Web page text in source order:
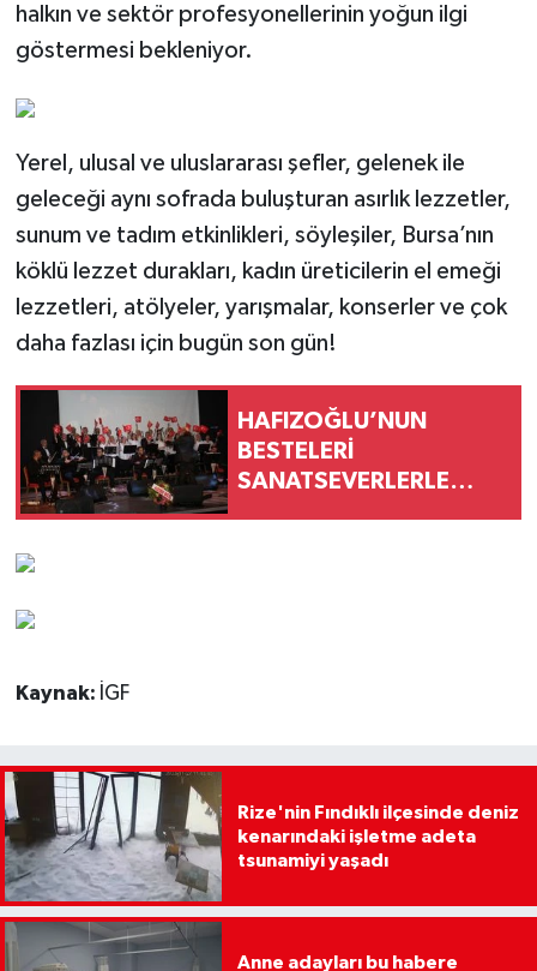
halkın ve sektör profesyonellerinin yoğun ilgi
göstermesi bekleniyor.
Yerel, ulusal ve uluslararası şefler, gelenek ile
geleceği aynı sofrada buluşturan asırlık lezzetler,
sunum ve tadım etkinlikleri, söyleşiler, Bursa’nın
köklü lezzet durakları, kadın üreticilerin el emeği
lezzetleri, atölyeler, yarışmalar, konserler ve çok
daha fazlası için bugün son gün!
HAFIZOĞLU’NUN
BESTELERİ
SANATSEVERLERLE
Kaynak: İGF
Rize'nin Fındıklı ilçesinde deniz
kenarındaki işletme adeta
tsunamiyi yaşadı
Anne adayları bu habere